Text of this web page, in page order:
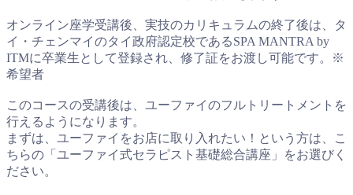
オンライン座学受講後、実技のカリキュラムの終了後は、タ
イ・チェンマイのタイ政府認定校であるSPA MANTRA by
ITMに卒業生として登録され、修了証をお渡し可能です。※
希望者
このコースの受講後は、ユーファイのフルトリートメントを
行えるようになります。
まずは、ユーファイをお店に取り入れたい！という方は、こ
ちらの「ユーファイ式セラピスト基礎総合講座」をお選びく
ださい。